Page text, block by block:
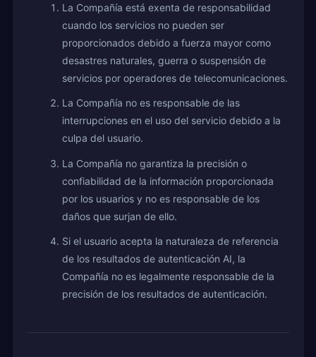
La Compañía está exenta de responsabilidad
cuando los servicios no pueden ser
proporcionados debido a fuerza mayor como
desastres naturales, guerra o suspensión de
servicios por operadores de telecomunicaciones.
La Compañía no es responsable de las
interrupciones en el uso del servicio debido a la
culpa del usuario.
La Compañía no garantiza la precisión o
confiabilidad de la información proporcionada
por los usuarios y no es responsable de los
daños que surjan de ello.
Si el usuario acepta la naturaleza de referencia
de los resultados de autenticación AI, la
Compañía no es legalmente responsable de la
precisión de los resultados de autenticación.